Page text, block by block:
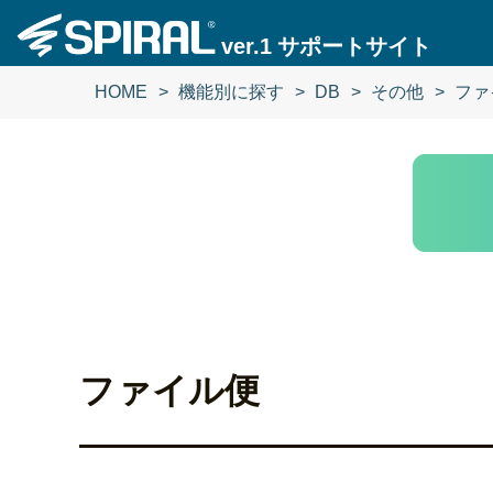
ver.1 サポートサイト
HOME 機能別に探す DB その他 フ
ファイル便